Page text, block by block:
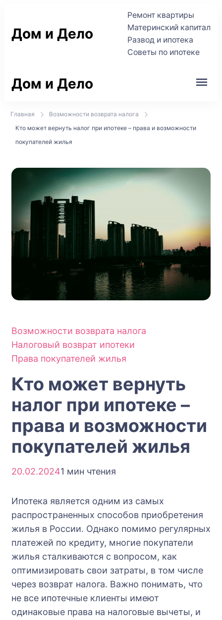
Дом и Дело
Практичные советы по жилью и сделкам
Ремонт квартиры
Материнский капитал
Развод и ипотека
Советы по ипотеке
Дом и Дело
Главная
Возможности возврата налога
Кто может вернуть налог при ипотеке – права и возможности
покупателей жилья
Возможности возврата налога
Налоговый возврат ипотеки
Права покупателей жилья
Кто может вернуть
налог при ипотеке –
права и возможности
покупателей жилья
20.02.20241 мин чтения
Ипотека является одним из самых
распространенных способов приобретения
жилья в России. Однако помимо регулярных
платежей по кредиту, многие покупатели
жилья сталкиваются с вопросом, как
оптимизировать свои затраты, в том числе
через возврат налога. Важно понимать, что
не все ипотечные клиенты имеют
одинаковые права на налоговые вычеты, и